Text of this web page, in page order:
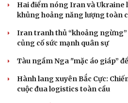
Hai điểm nóng Iran và
khủng hoảng năng lượng toàn
Iran tranh thủ “khoảng
củng cố sức mạnh quân sự
Tàu ngầm Nga "mặc áo giáp”
Hành lang xuyên Bắc Cực:
cuộc đua logistics toàn cầu